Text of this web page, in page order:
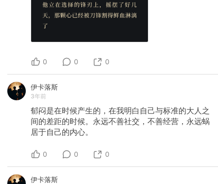
0 0 0
伊卡落斯
3年前
郁闷是在时候产生的，在我明白自己与标准的大人之
间的差距的时候。永远不善社交，不善经营，永远蜗
居于自己的内心。
0 0 0
伊卡落斯